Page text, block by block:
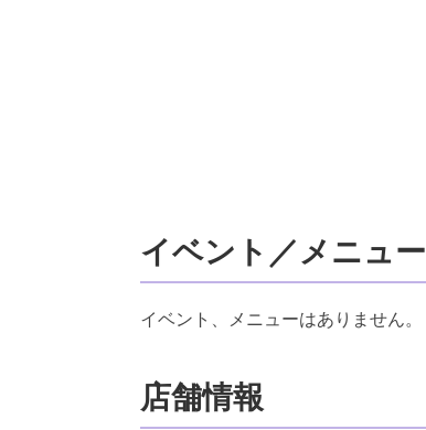
イベント／メニュー
イベント、メニューはありません。
店舗情報